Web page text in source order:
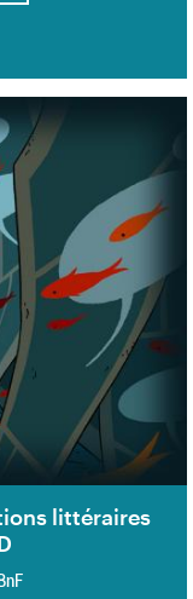
littéraires